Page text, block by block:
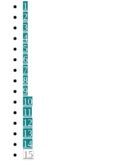
1
2
3
4
5
6
7
8
9
10
11
12
13
14
15